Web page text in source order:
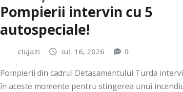
clujazi iul. 16, 2026 0
Pompierii din cadrul Detașamentului Turda intervin
în aceste momente pentru stingerea unui incendiu
izbucnit la școala din comuna Iara. Din…
READ MORE